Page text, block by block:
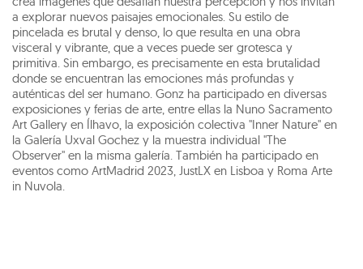
a explorar nuevos paisajes emocionales. Su estilo de
pincelada es brutal y denso, lo que resulta en una obra
visceral y vibrante, que a veces puede ser grotesca y
primitiva. Sin embargo, es precisamente en esta brutalidad
donde se encuentran las emociones más profundas y
auténticas del ser humano. Gonz ha participado en diversas
exposiciones y ferias de arte, entre ellas la Nuno Sacramento
Art Gallery en Ílhavo, la exposición colectiva "Inner Nature" en
la Galería Uxval Gochez y la muestra individual "The
Observer" en la misma galería. También ha participado en
eventos como ArtMadrid 2023, JustLX en Lisboa y Roma Arte
in Nuvola.